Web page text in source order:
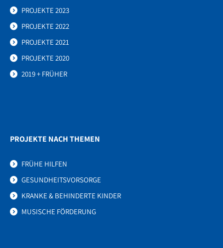
PROJEKTE 2023
PROJEKTE 2022
PROJEKTE 2021
PROJEKTE 2020
2019 + FRÜHER
PROJEKTE NACH THEMEN
FRÜHE HILFEN
GESUNDHEITSVORSORGE
KRANKE & BEHINDERTE KINDER
MUSISCHE FÖRDERUNG